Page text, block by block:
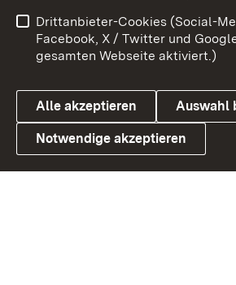
Link zum Landesportal
Barrierefreiheit
Cookies
Drittanbieter-Cookies (Social-
Facebook, X / Twitter und
gesamten Webseite aktiviert.)
Alle akzeptieren Auswahl
Notwendige akzeptieren